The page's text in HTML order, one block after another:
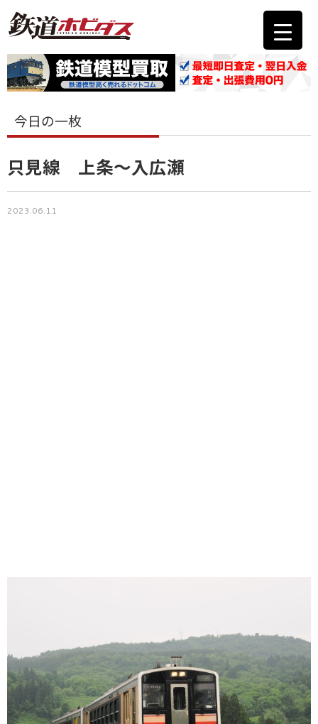
今日の一枚
只見線 上条〜入広瀬
2023.06.11